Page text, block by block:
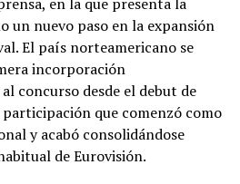
un nuevo paso en la expansión
El país norteamericano se
incorporación
concurso desde el debut de
que comenzó como
y acabó consolidándose
de Eurovisión.